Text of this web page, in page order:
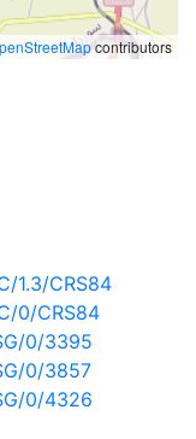
contributors
1.3/CRS84
0/CRS84
0/3395
0/3857
0/4326